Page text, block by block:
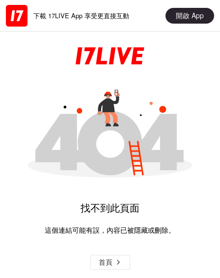
下載 17LIVE App 享受更直接互動 開啟 App
找不到此頁面
這個連結可能有誤，內容已被隱藏或刪除。
首頁